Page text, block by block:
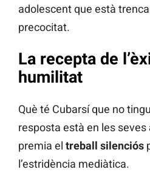
adolescent que està
precocitat.
La recepta de
humilitat
Què té Cubarsí que no
resposta està en les seves
premia el treball silenciós
l’estridència mediàtica.